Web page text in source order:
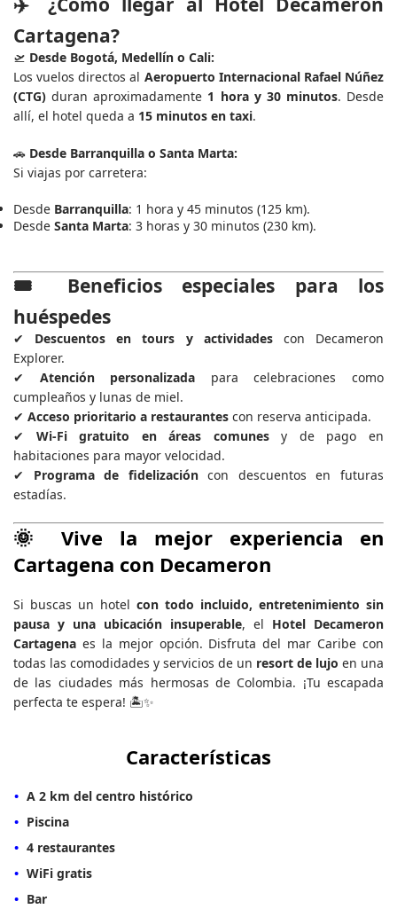
Cartagena?
🛫 Desde Bogotá, Medellín o Cali:
Los vuelos directos al Aeropuerto Internacional Rafael Núñez
(CTG) duran aproximadamente 1 hora y 30 minutos. Desde
allí, el hotel queda a 15 minutos en taxi.
🚗 Desde Barranquilla o Santa Marta:
Si viajas por carretera:
Desde Barranquilla: 1 hora y 45 minutos (125 km).
Desde Santa Marta: 3 horas y 30 minutos (230 km).
🎟️ Beneficios especiales para los
huéspedes
✔ Descuentos en tours y actividadescon Decameron
Explorer.
✔ Atención personalizada para celebraciones como
cumpleaños y lunas de miel.
✔ Acceso prioritario a restaurantes con reserva anticipada.
✔ Wi-Fi gratuito en áreas comunesy de pago en
habitaciones para mayor velocidad.
✔ Programa de fidelizacióncon descuentos en futuras
estadías.
🌞 Vive la mejor experiencia en
Cartagena con Decameron
Si buscas un hotel con todo incluido, entretenimiento sin
pausa y una ubicación insuperable, el Hotel Decameron
Cartagena es la mejor opción. Disfruta del mar Caribe con
todas las comodidades y servicios de un resort de lujo en una
de las ciudades más hermosas de Colombia. ¡Tu escapada
perfecta te espera! 🏝️✨
Características
A 2 km del centro histórico
Piscina
4 restaurantes
WiFi gratis
Bar